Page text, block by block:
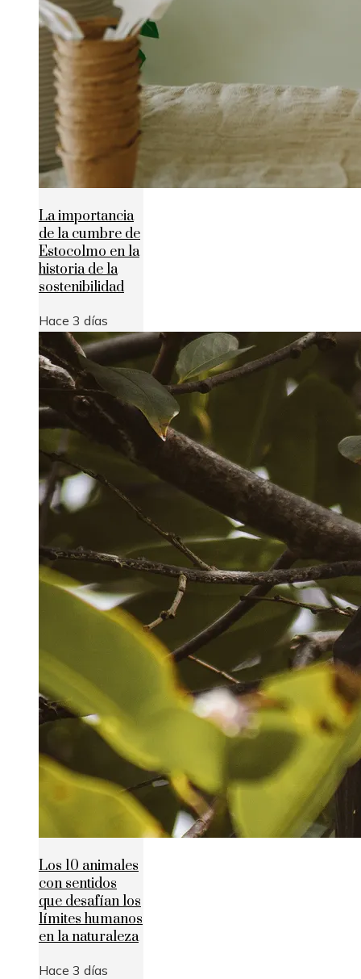
La importancia
de la cumbre de
Estocolmo en la
historia de la
sostenibilidad
Hace 3 días
Los 10 animales
con sentidos
que desafían los
límites humanos
en la naturaleza
Hace 3 días